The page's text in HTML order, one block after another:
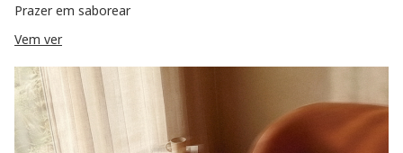
Prazer em saborear
Vem ver